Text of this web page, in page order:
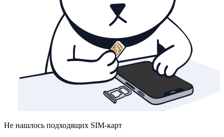
Не нашлось подходящих SIM-карт